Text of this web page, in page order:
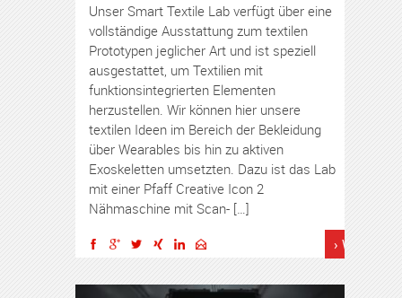
Unser Smart Textile Lab verfügt über eine
vollständige Ausstattung zum textilen
Prototypen jeglicher Art und ist speziell
ausgestattet, um Textilien mit
funktionsintegrierten Elementen
herzustellen. Wir können hier unsere
textilen Ideen im Bereich der Bekleidung
über Wearables bis hin zu aktiven
Exoskeletten umsetzten. Dazu ist das Lab
mit einer Pfaff Creative Icon 2
Nähmaschine mit Scan- […]
›